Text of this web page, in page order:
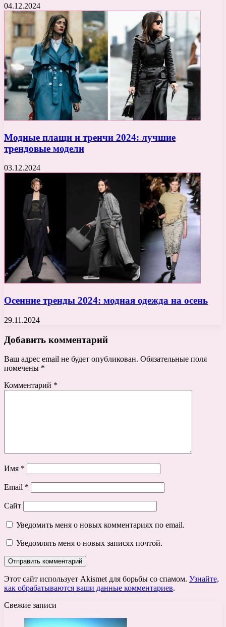
04.12.2024
Модные плащи и тренчи 2024: лучшие
трендовые модели
03.12.2024
Осенние тренды 2024: модная одежда на осень
29.11.2024
Добавить комментарий
Ваш адрес email не будет опубликован. Обязательные поля
помечены *
Комментарий *
Имя *
Email *
Сайт
Уведомить меня о новых комментариях по email.
Уведомлять меня о новых записях почтой.
Этот сайт использует Akismet для борьбы со спамом. Узнайте,
как обрабатываются ваши данные комментариев.
Свежие записи